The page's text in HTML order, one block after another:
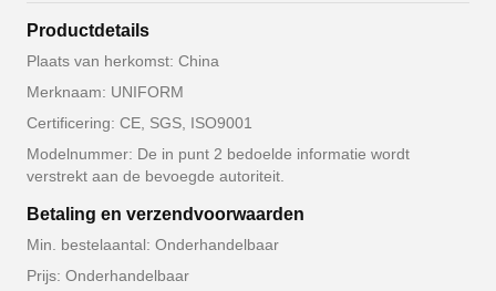
Productdetails
Plaats van herkomst: China
Merknaam: UNIFORM
Certificering: CE, SGS, ISO9001
Modelnummer: De in punt 2 bedoelde informatie wordt
verstrekt aan de bevoegde autoriteit.
Betaling en verzendvoorwaarden
Min. bestelaantal: Onderhandelbaar
Prijs: Onderhandelbaar